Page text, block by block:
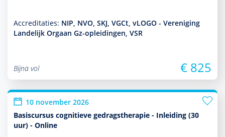
Accreditaties: NIP, NVO, SKJ, VGCt, vLOGO - Vereniging
Landelijk Orgaan Gz-opleidingen, VSR
Bijna vol € 825
10 november 2026
Basiscursus cognitieve gedragstherapie - Inleiding (30
uur) - Online